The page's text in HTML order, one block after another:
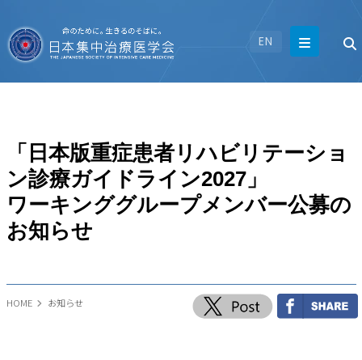
EN
「日本版重症患者リハビリテーショ
ン診療ガイドライン2027」
ワーキンググループメンバー公募の
お知らせ
HOME お知らせ